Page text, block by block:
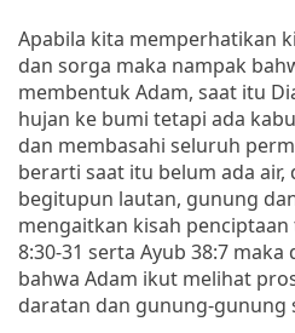
Apabila kita memperhatikan
dan sorga maka nampak
membentuk Adam, saat itu
hujan ke bumi tetapi ada
dan membasahi seluruh
berarti saat itu belum ada
begitupun lautan, gunung
mengaitkan kisah
8:30-31 serta Ayub 38:7
bahwa Adam ikut melihat
daratan dan gunung-gunung